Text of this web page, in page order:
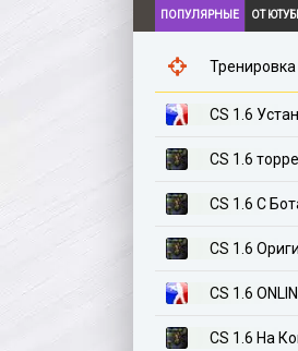
ПОПУЛЯРНЫЕ ОТ
CS 1.6
CS 1.6
CS 1.6 С
CS 1.6
CS 1.6
CS 1.6 На